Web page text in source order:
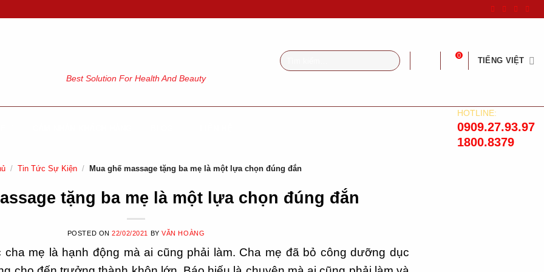
Best Solution For Health And Beauty
Tìm
kiếm:
0
TIẾNG VIỆT
HOTLINE:
0909.27.93.97
1800.8379
/ Tin Tức Sự Kiện / Mua ghế massage tặng ba mẹ là một lựa chọn đúng đắn
tặng ba mẹ là một lựa chọn đúng đắn
POSTED ON22/02/2021 BYVĂN HOÀNG
mẹ là hạnh động mà ai cũng phải làm. Cha mẹ đã bỏ công dưỡng dục